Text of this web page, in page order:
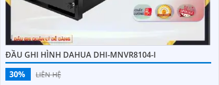
ĐẦU GHI HÌNH DAHUA DHI-MNVR8104-I
30%
LIÊN HỆ